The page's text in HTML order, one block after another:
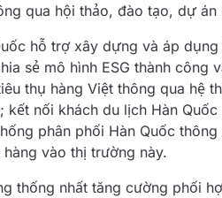
qua hội thảo, đào tạo, dự
hỗ trợ xây dựng và áp
sẻ mô hình ESG thành
thụ hàng Việt thông qua hệ
kết nối khách du lịch Hàn
phân phối Hàn Quốc
vào thị trường này.
thống nhất tăng cường phối